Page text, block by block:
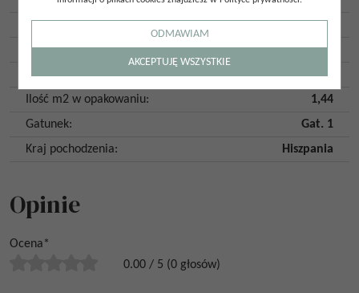
Płytka rektyfikowana:
Tak
Mrozoodporność:
Tak
Ilość szt. w opakowaniu:
2
Ilość m2 w opakowaniu:
1,44
Gatunek:
Gat. 1
Kraj pochodzenia: Hiszpania
Opinie
Ocena*
0.00 / 5 (0 głosów)
ODMAWIAM
AKCEPTUJĘ WSZYSTKIE